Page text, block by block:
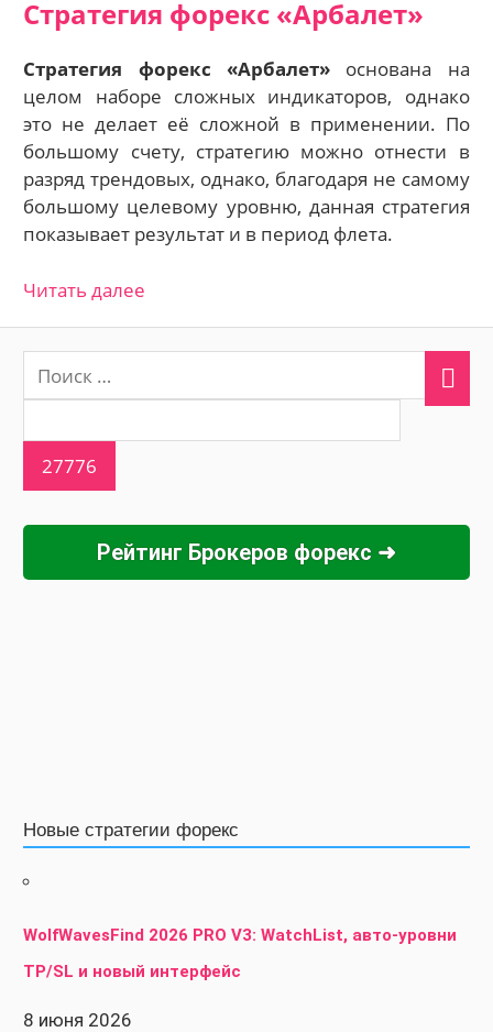
Стратегия форекс «Арбалет»
Стратегия форекс «Арбалет» основана на
целом наборе сложных индикаторов, однако
это не делает её сложной в применении. По
большому счету, стратегию можно отнести в
разряд трендовых, однако, благодаря не самому
большому целевому уровню, данная стратегия
показывает результат и в период флета.
Читать далее
Рейтинг Брокеров форекс ➜
Новые стратегии форекс
WolfWavesFind 2026 PRO V3: WatchList, авто-уровни
TP/SL и новый интерфейс
8 июня 2026